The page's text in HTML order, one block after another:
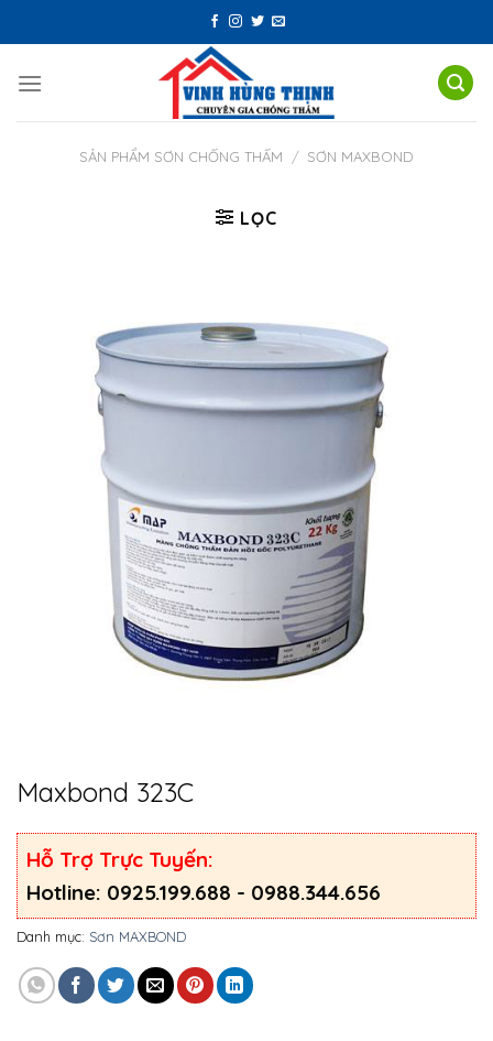
to
SẢN PHẨM SƠN CHỐNG THẤM / SƠN MAXBOND
LỌC
Maxbond 323C
Hỗ Trợ Trực Tuyến:
Hotline: 0925.199.688 - 0988.344.656
Danh mục: Sơn MAXBOND